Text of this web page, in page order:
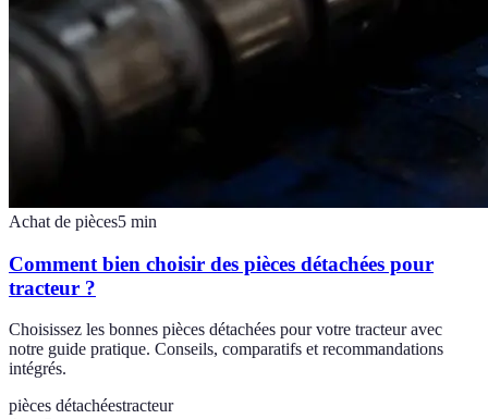
Achat de pièces5 min
Comment bien choisir des pièces détachées pour
tracteur ?
Choisissez les bonnes pièces détachées pour votre tracteur avec
notre guide pratique. Conseils, comparatifs et recommandations
intégrés.
pièces détachéestracteur